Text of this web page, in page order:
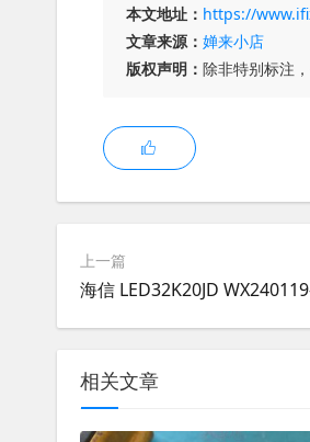
本文地址： https://
文章来源： 婵来小店
版权声明： 除非特别标注
上一篇
海信 LED32K20JD
相关文章